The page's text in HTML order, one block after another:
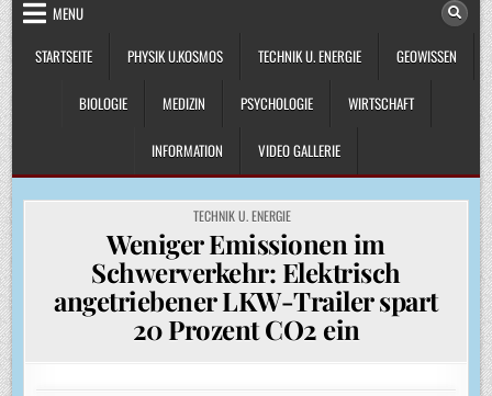
MENU
STARTSEITE
PHYSIK U.KOSMOS TECHNIK U. ENERGIE GEOWISSEN
BIOLOGIE MEDIZIN PSYCHOLOGIE WIRTSCHAFT
INFORMATION VIDEO GALLERIE
POSTED
IN
TECHNIK U. ENERGIE
Weniger Emissionen im
Schwerverkehr: Elektrisch
angetriebener LKW-Trailer spart
20 Prozent CO2 ein